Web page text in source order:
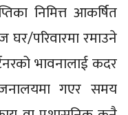
निमित्त आकर्षित
परिवारमा रमाउने
भावनालाई कदर
गएर समय